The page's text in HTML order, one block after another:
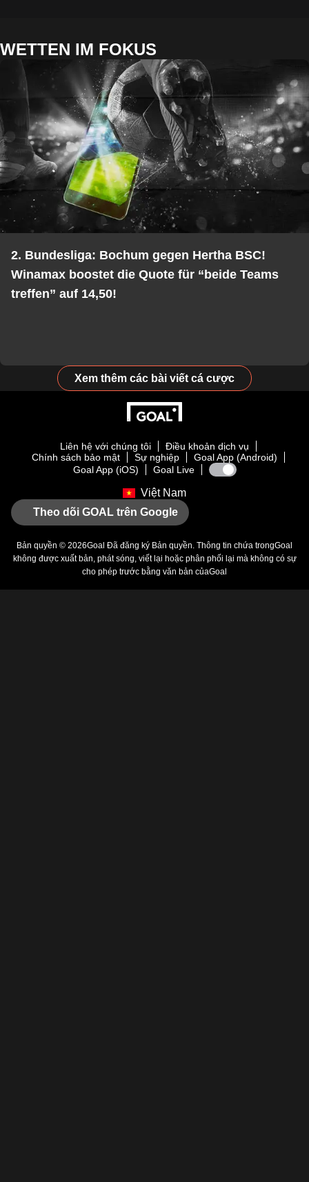
WETTEN IM FOKUS
2. Bundesliga: Bochum gegen Hertha BSC!
Winamax boostet die Quote für “beide Teams
treffen” auf 14,50!
Xem thêm các bài viết cá cược
Liên hệ với chúng tôi
Điều khoản dịch vụ
Chính sách bảo mật
Sự nghiệp
Goal App (Android)
Goal App (iOS)
Goal Live
Việt Nam
Theo dõi GOAL trên Google
Bản quyền © 2026Goal Đã đăng ký Bản quyền. Thông tin chứa trongGoal
không được xuất bản, phát sóng, viết lại hoặc phân phối lại mà không có sự
cho phép trước bằng văn bản củaGoal